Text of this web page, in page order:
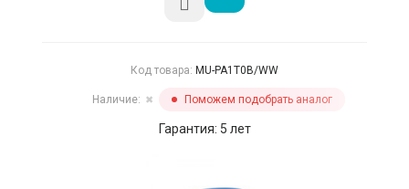
Код товара: MU-PA1T0B/WW
Наличие: ✖ Поможем подобрать аналог
Гарантия: 5 лет